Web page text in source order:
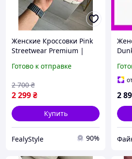
Женские Кроссовки Pink
Streetwear Premium |
каждый День | Размеры
Готово к отправке
2 299₴
2 700 ₴
Купить
FealyStyle 90%
2